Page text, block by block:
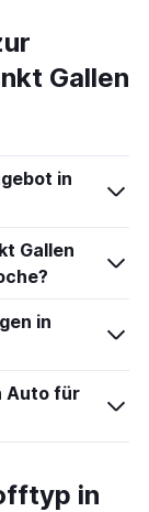
Gallen
in
Gallen
in
Auto für
in